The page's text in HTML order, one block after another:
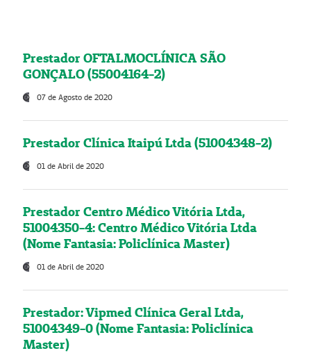
Prestador OFTALMOCLÍNICA SÃO
GONÇALO (55004164-2)
07 de Agosto de 2020
Prestador Clínica Itaipú Ltda (51004348-2)
01 de Abril de 2020
Prestador Centro Médico Vitória Ltda,
51004350-4: Centro Médico Vitória Ltda
(Nome Fantasia: Policlínica Master)
01 de Abril de 2020
Prestador: Vipmed Clínica Geral Ltda,
51004349-0 (Nome Fantasia: Policlínica
Master)